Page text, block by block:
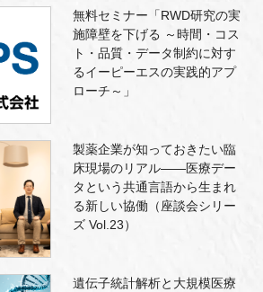
無料セミナー「RWD研究の実
施障壁を下げる ～時間・コス
ト・品質・データ制約に対す
るイーピーエスの実践的アプ
ローチ～」
製薬企業が知っておきたい臨
床現場のリアル――医療デー
タという共通言語から生まれ
る新しい協働（座談会シリー
ズ Vol.23）
遺伝子統計解析と大規模医療